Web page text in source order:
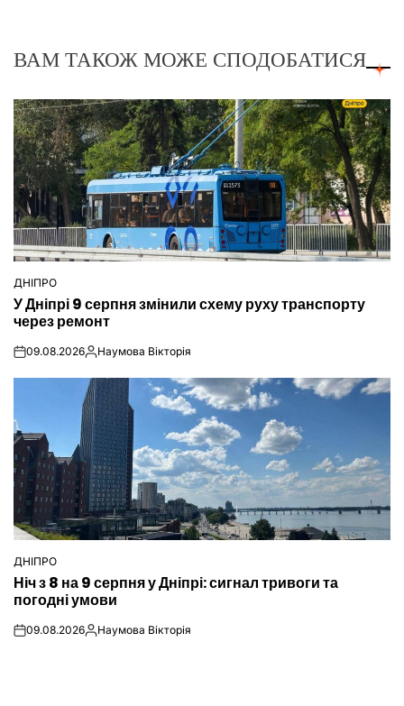
ВАМ ТАКОЖ МОЖЕ СПОДОБАТИСЯ
ОПУБЛІКУВАТИ
У
ДНІПРО
У Дніпрі 9 серпня змінили схему руху транспорту
через ремонт
on09.08.2026Опубліковано
Наумова Вікторія
ОПУБЛІКУВАТИ
У
ДНІПРО
Ніч з 8 на 9 серпня у Дніпрі: сигнал тривоги та
погодні умови
on09.08.2026Опубліковано
Наумова Вікторія